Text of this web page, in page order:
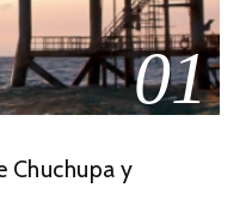
01
Chuchupa y